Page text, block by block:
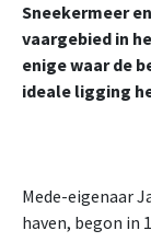
Sneekermeer
vaargebied in
enige waar de
ideale ligging
Mede-eigenaar
haven, begon in